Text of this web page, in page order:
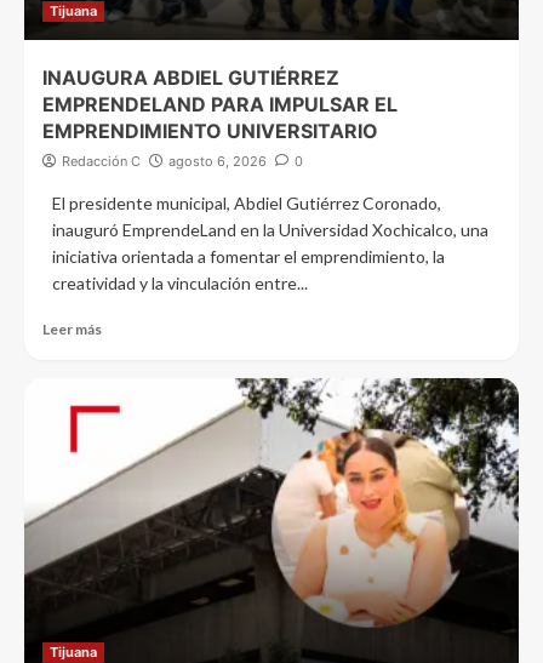
Tijuana
INAUGURA ABDIEL GUTIÉRREZ
EMPRENDELAND PARA IMPULSAR EL
EMPRENDIMIENTO UNIVERSITARIO
Redacción C agosto 6, 2026 0
El presidente municipal, Abdiel Gutiérrez Coronado,
inauguró EmprendeLand en la Universidad Xochicalco, una
iniciativa orientada a fomentar el emprendimiento, la
creatividad y la vinculación entre...
Leer más
Tijuana